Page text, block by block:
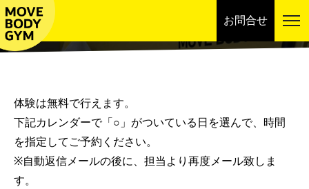
お問合せ
スケジュール
体験は無料で行えます。
下記カレンダーで「○」がついている日を選んで、時間
を指定してご予約ください。
※自動返信メールの後に、担当より再度メール致しま
す。